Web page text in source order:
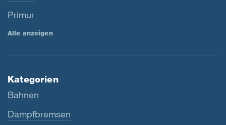
Primur
Alle anzeigen
Kategorien
Bahnen
Dampfbremsen